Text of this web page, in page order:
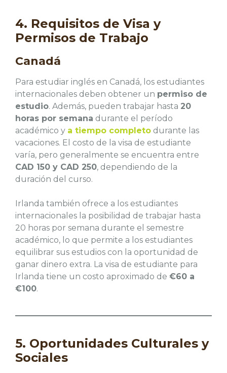
4. Requisitos de Visa y
Permisos de Trabajo
Canadá
Para estudiar inglés en Canadá, los estudiantes
internacionales deben obtener un permiso de
estudio. Además, pueden trabajar hasta 20
horas por semana durante el período
académico y a tiempo completo durante las
vacaciones. El costo de la visa de estudiante
varía, pero generalmente se encuentra entre
CAD 150 y CAD 250, dependiendo de la
duración del curso.
Irlanda también ofrece a los estudiantes
internacionales la posibilidad de trabajar hasta
20 horas por semana durante el semestre
académico, lo que permite a los estudiantes
equilibrar sus estudios con la oportunidad de
ganar dinero extra. La visa de estudiante para
Irlanda tiene un costo aproximado de €60 a
€100.
5. Oportunidades Culturales y
Sociales